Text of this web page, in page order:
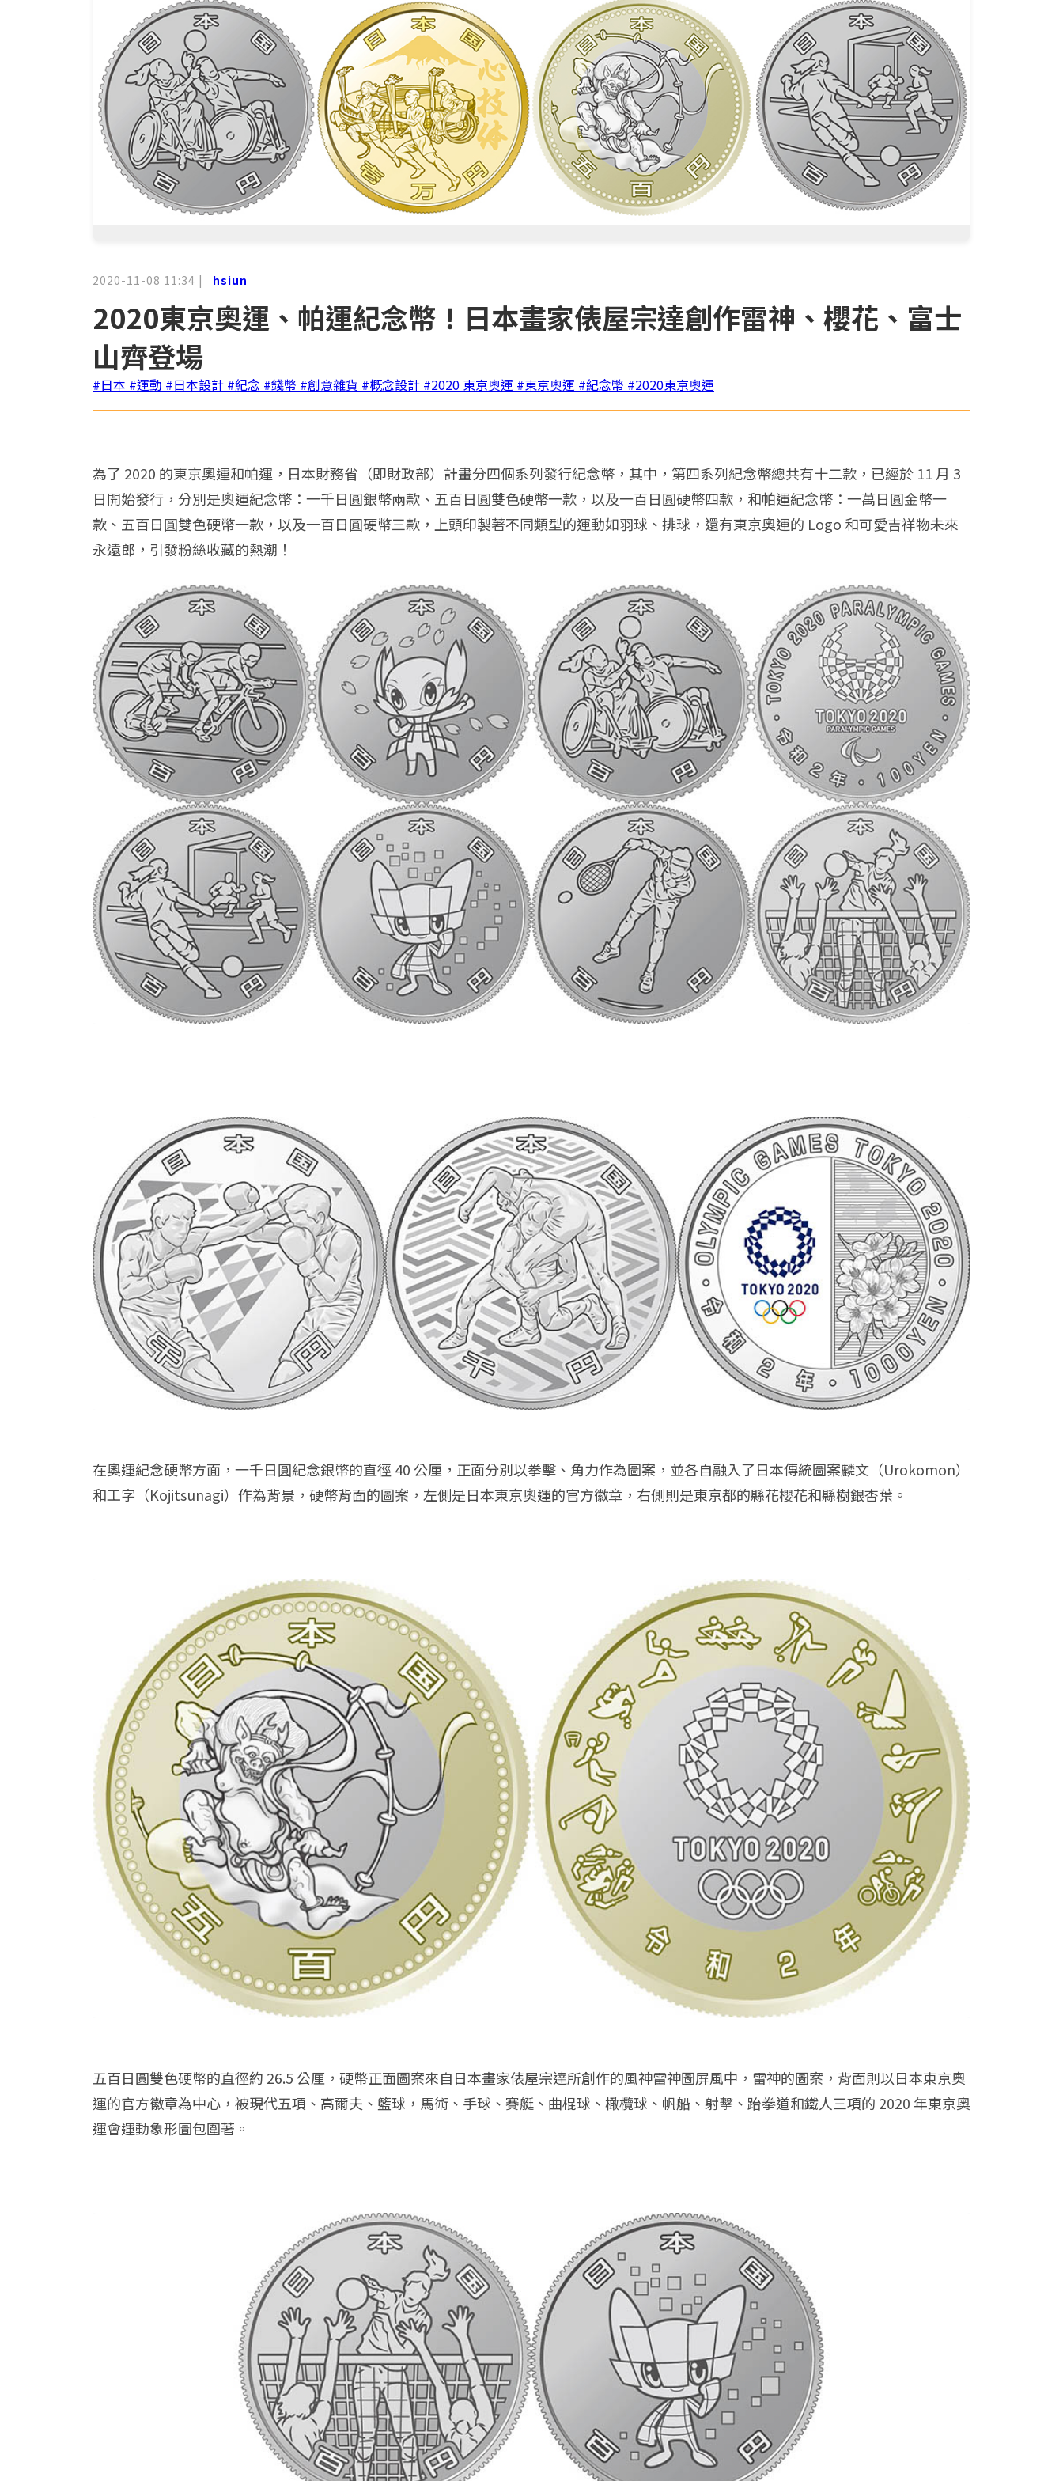
2020-11-08 11:34 | hsiun
2020東京奧運、帕運紀念幣！日本畫家俵屋宗達創作雷神、櫻花、富士
山齊登場
#日本 #運動 #日本設計 #紀念 #錢幣 #創意雜貨 #概念設計 #2020 東京奧運 #東京奧運 #紀念幣 #2020東京奧運
為了 2020 的東京奧運和帕運，日本財務省（即財政部）計畫分四個系列發行紀念幣，其中，第四系列紀念幣總共有十二款，已經於 11 月 3
日開始發行，分別是奧運紀念幣：一千日圓銀幣兩款、五百日圓雙色硬幣一款，以及一百日圓硬幣四款，和帕運紀念幣：一萬日圓金幣一
款、五百日圓雙色硬幣一款，以及一百日圓硬幣三款，上頭印製著不同類型的運動如羽球、排球，還有東京奧運的 Logo 和可愛吉祥物未來
永遠郎，引發粉絲收藏的熱潮 ！
在奧運紀念硬幣方面，一千日圓紀念銀幣的直徑 40 公厘，正面分別以拳擊、角力作為圖案，並各自融入了日本傳統圖案麟文（Urokomon）
和工字（Kojitsunagi）作為背景，硬幣背面的圖案，左側是日本東京奧運的官方徽章，右側則是東京都的縣花櫻花和縣樹銀杏葉。
五百日圓雙色硬幣的直徑約 26.5 公厘，硬幣正面圖案來自日本畫家俵屋宗達所創作的風神雷神圖屏風中，雷神的圖案，背面則以日本東京奧
運的官方徽章為中心，被現代五項、高爾夫、籃球，馬術、手球、賽艇、曲棍球、橄欖球、帆船、射擊、跆拳道和鐵人三項的 2020 年東京奧
運會運動象形圖包圍著。